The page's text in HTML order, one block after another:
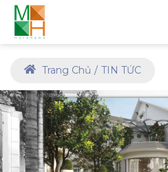
Trang Chủ TIN TỨC